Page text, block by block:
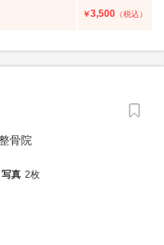
￥3,500 （税込）
写真 2枚